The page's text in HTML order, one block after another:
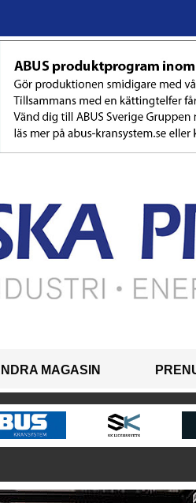
MAGASIN